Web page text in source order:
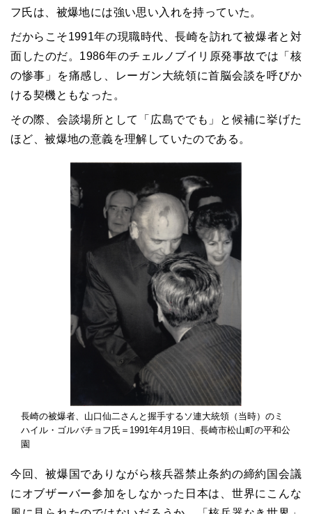
フ氏は、被爆地には強い思い入れを持っていた。
だからこそ1991年の現職時代、長崎を訪れて被爆者と対
面したのだ。1986年のチェルノブイリ原発事故では「核
の惨事」を痛感し、レーガン大統領に首脳会談を呼びか
ける契機ともなった。
その際、会談場所として「広島ででも」と候補に挙げた
ほど、被爆地の意義を理解していたのである。
長崎の被爆者、山口仙二さんと握手するソ連大統領（当時）のミ
ハイル・ゴルバチョフ氏＝1991年4月19日、長崎市松山町の平和公
園
今回、被爆国でありながら核兵器禁止条約の締約国会議
にオブザーバー参加をしなかった日本は、世界にこんな